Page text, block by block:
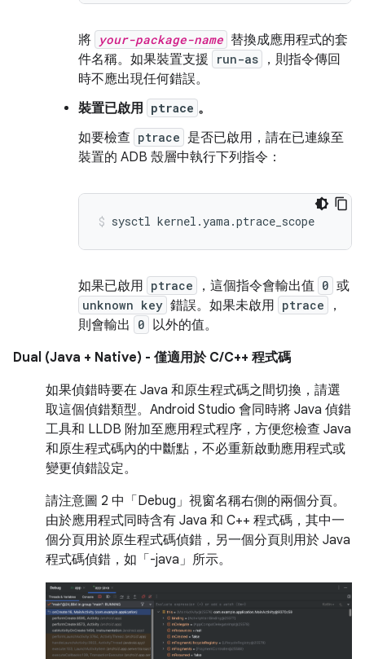
將 your-package-name 替換成應用程式的套
件名稱。如果裝置支援
run-as
，則指令傳回
時不應出現任何錯誤。
裝置已啟用
ptrace 。
如要檢查 ptrace 是否已啟用，請在已連線至
裝置的 ADB 殼層中執行下列指令：
如果已啟用 ptrace ，這個指令會輸出值 0 或
unknown key 錯誤。如果未啟用 ptrace
，
則會輸出
0 以外的值。
Dual (Java + Native) - 僅適用於 C/C++ 程式碼
如果偵錯時要在 Java 和原生程式碼之間切換，請選
取這個偵錯類型。Android Studio 會同時將 Java 偵錯
工具和 LLDB 附加至應用程式程序，方便您檢查 Java
和原生程式碼內的中斷點，不必重新啟動應用程式或
變更偵錯設定。
請注意圖 2 中「Debug」視窗名稱右側的兩個分頁。
由於應用程式同時含有 Java 和 C++ 程式碼，其中一
個分頁用於原生程式碼偵錯，另一個分頁則用於 Java
程式碼偵錯，如「-java」 所示。